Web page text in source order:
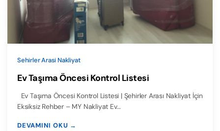
Sehirler Arasi Nakliyat
Ev Taşıma Öncesi Kontrol Listesi
Ev Taşıma Öncesi Kontrol Listesi | Şehirler Arası Nakliyat İçin
Eksiksiz Rehber – MY Nakliyat Ev…
DEVAMINI OKU →